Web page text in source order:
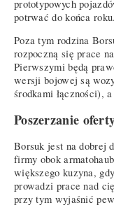
prototypowych
potrwać do końca roku.
Poza tym rodzina
rozpoczną się prace
Pierwszymi będą
wersji bojowej są
środkami łączności),
Poszerzanie
Borsuk jest na dobrej
firmy obok
większego kuzyna,
prowadzi prace nad
przy tym wyjaśnić